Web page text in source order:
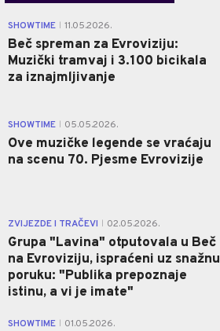
SHOWTIME 11.05.2026.
Beč spreman za Evroviziju:
Muzički tramvaj i 3.100 bicikala
za iznajmljivanje
SHOWTIME 05.05.2026.
Ove muzičke legende se vraćaju
na scenu 70. Pjesme Evrovizije
ZVIJEZDE I TRAČEVI 02.05.2026.
Grupa "Lavina" otputovala u Beč
na Evroviziju, ispraćeni uz snažnu
poruku: "Publika prepoznaje
istinu, a vi je imate"
SHOWTIME 01.05.2026.